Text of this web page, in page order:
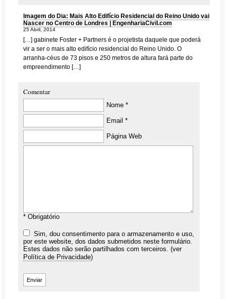
Imagem do Dia: Mais Alto Edifício Residencial do Reino Unido vai
Nascer no Centro de Londres | EngenhariaCivil.com
25 Abril, 2014
[…] gabinete Foster + Partners é o projetista daquele que poderá
vir a ser o mais alto edifício residencial do Reino Unido. O
arranha-céus de 73 pisos e 250 metros de altura fará parte do
empreendimento […]
Comentar
Nome *
Email *
Página Web
* Obrigatório
Sim, dou consentimento para o armazenamento e uso,
por este website, dos dados submetidos neste formulário.
Estes dados não serão partilhados com terceiros. (ver
Política de Privacidade)